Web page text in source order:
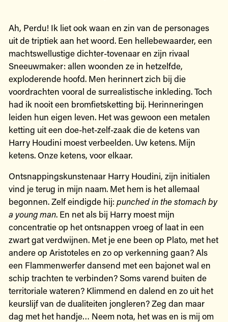
Ah, Perdu! Ik liet ook waan en zin van de personages
uit de triptiek aan het woord. Een hellebewaarder, een
machtswellustige dichter-tovenaar en zijn rivaal
Sneeuwmaker: allen woonden ze in hetzelfde,
exploderende hoofd. Men herinnert zich bij die
voordrachten vooral de surrealistische inkleding. Toch
had ik nooit een bromfietsketting bij. Herinneringen
leiden hun eigen leven. Het was gewoon een metalen
ketting uit een doe-het-zelf-zaak die de ketens van
Harry Houdini moest verbeelden. Uw ketens. Mijn
ketens. Onze ketens, voor elkaar.
Ontsnappingskunstenaar Harry Houdini, zijn initialen
vind je terug in mijn naam. Met hem is het allemaal
begonnen. Zelf eindigde hij: punched in the stomach by
a young man. En net als bij Harry moest mijn
concentratie op het ontsnappen vroeg of laat in een
zwart gat verdwijnen. Met je ene been op Plato, met het
andere op Aristoteles en zo op verkenning gaan? Als
een Flammenwerfer dansend met een bajonet wal en
schip trachten te verbinden? Soms varend buiten de
territoriale wateren? Klimmend en dalend en zo uit het
keurslijf van de dualiteiten jongleren? Zeg dan maar
dag met het handje… Neem nota, het was en is mij om